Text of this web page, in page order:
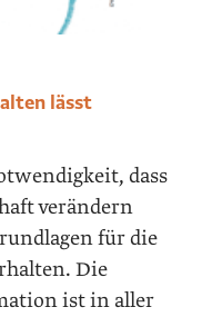
lässt
dass
verändern
für die
Die
ist in aller